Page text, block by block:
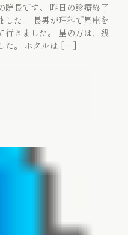
長です。 昨日の診療終了
した。 長男が理科で星座を
行きました。 星の方は、残
た。 ホタルは […]